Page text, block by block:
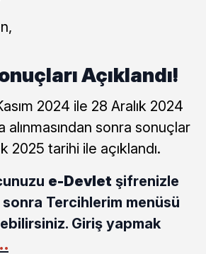
Açıklandı!
2024 ile 28 Aralık 2024
alınmasından sonra sonuçlar
2025 tarihi ile açıklandı.
e-Devlet şifrenizle
Tercihlerim menüsü
Giriş yapmak